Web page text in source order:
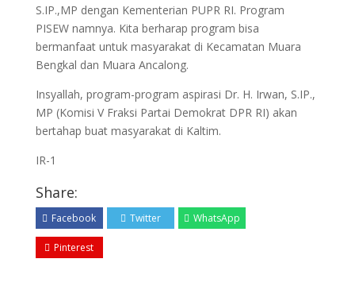
S.IP.,MP dengan Kementerian PUPR RI. Program
PISEW namnya. Kita berharap program bisa
bermanfaat untuk masyarakat di Kecamatan Muara
Bengkal dan Muara Ancalong.
Insyallah, program-program aspirasi Dr. H. Irwan, S.IP.,
MP (Komisi V Fraksi Partai Demokrat DPR RI) akan
bertahap buat masyarakat di Kaltim.
IR-1
Share:
Facebook Twitter WhatsApp
Pinterest